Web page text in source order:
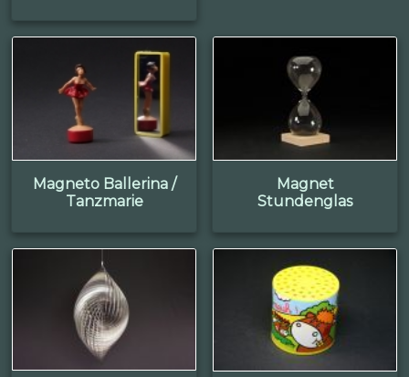
Magneto Ballerina /
Tanzmarie
Magnet
Stundenglas